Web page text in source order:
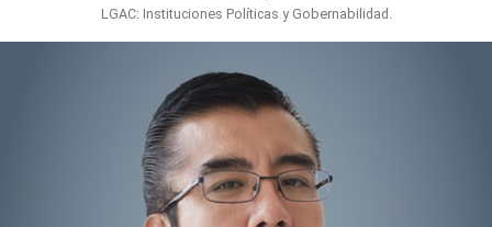
LGAC: Instituciones Políticas y Gobernabilidad.